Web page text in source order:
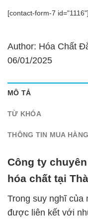
[contact-form-7 id="1116"]
Author: Hóa Chất
06/01/2025
MÔ TẢ
TỪ KHÓA
THÔNG TIN MUA HÀNG
Công ty
hóa chất tại
Trong suy nghĩ
được liên kết với